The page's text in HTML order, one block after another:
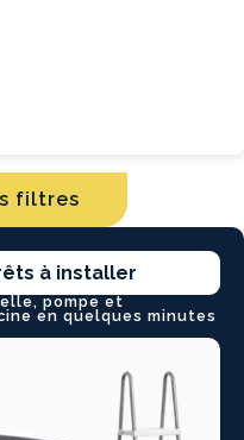
filtres
à installer
pompe et
en quelques minutes